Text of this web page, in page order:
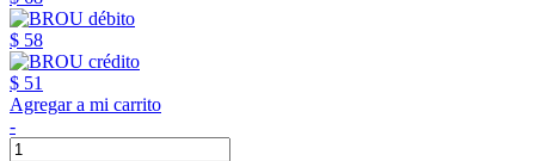
$ 58
$ 51
Agregar a mi carrito
-